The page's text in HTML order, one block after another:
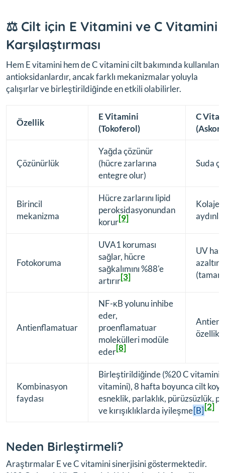
⚖️ Cilt için E Vitamini ve C Vitamini
Karşılaştırması
Hem E vitamini hem de C vitamini cilt bakımında kullanılan
antioksidanlardır, ancak farklı mekanizmalar yoluyla
çalışırlar ve birleştirildiğinde en etkili olabilirler.
Özellik
E Vitamini
(Tokoferol)
C
Çözünürlük
Yağda çözünür
(hücre zarlarına
entegre olur)
Suda
Birincil
mekanizma
Hücre zarlarını lipid
peroksidasyonundan
korur[9]
Fotokoruma
UVA1 koruması
sağlar, hücre
sağkalımını %88'e
artırır[3]
UV
azaltır
Antienflamatuar
NF-κB yolunu inhibe
eder,
proenflamatuar
molekülleri modüle
eder[8]
Kombinasyon
faydası
Birleştirildiğinde (%20 C vitamini
vitamini), 8 hafta boyunca cilt
esneklik, parlaklık, pürüzsüzlük,
ve kırışıklıklarda iyileşme[B][2]
Neden Birleştirmeli?
Araştırmalar E ve C vitamini sinerjisini göstermektedir.